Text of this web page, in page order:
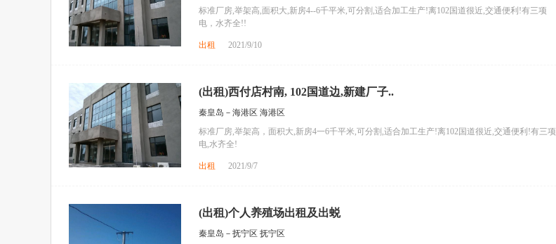
标准厂房,举架高,面积大,新房4--6千平米,可分割,适合加工生产!离102国道很近,交通便利!有三项
电，水齐全!!
出租 2021/9/10
(出租)西付店村南, 102国道边,新建厂子..
秦皇岛－海港区 海港区
标准厂房,举架高，面积大,新房4一6千平米,可分割,适合加工生产!离102国道很近,交通便利!有三项
电,水齐全!
出租 2021/9/7
(出租)个人养殖场出租及出蜕
秦皇岛－抚宁区 抚宁区